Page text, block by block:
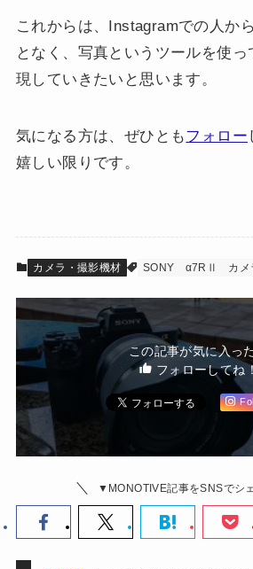
これからは、Instagramでの人か
となく、写真というツールを使
現していきたいと思います。
気になる方は、ぜひともフォロー
嬉しい限りです。
カメラ・撮影機材 SONY α7RⅡ カメ
この記事が気に入っ
フォローしてね
▼MONOTIVE記事をSNSでシ